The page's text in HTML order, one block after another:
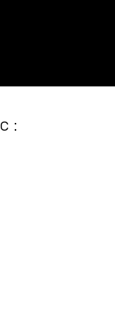
: